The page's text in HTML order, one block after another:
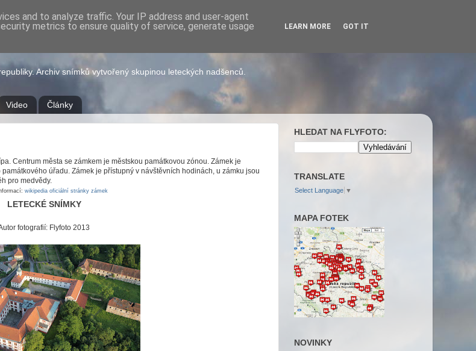
Archiv snímků vytvořený skupinou leteckých nadšenců.
Video Články
Centrum města se zámkem je městskou památkovou zónou. Zámek je
úřadu. Zámek je přístupný v návštěvních hodinách, u zámku jsou
pro medvědy.
wikipedia oficiální stránky zámek
LETECKÉ SNÍMKY
fotografií: Flyfoto 2013
HLEDAT NA FLYFOTO:
TRANSLATE
Select Language ▼
MAPA FOTEK
NOVINKY
and to analyze traffic. Your IP address and user-agent
metrics to ensure quality of service, generate usage
LEARN MORE GOT IT